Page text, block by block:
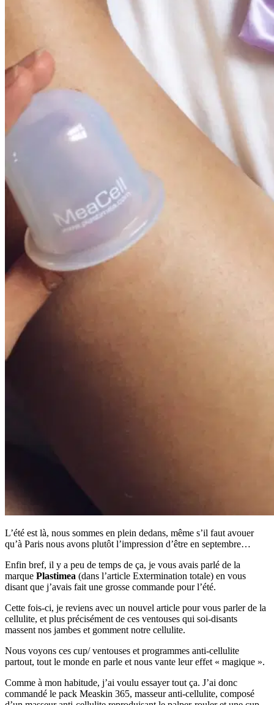
L’été est là, nous sommes en plein dedans, même s’il faut avouer
qu’à Paris nous avons plutôt l’impression d’être en septembre…
Enfin bref, il y a peu de temps de ça, je vous avais parlé de la
marque Plastimea (dans l’article Extermination totale) en vous
disant que j’avais fait une grosse commande pour l’été.
Cette fois-ci, je reviens avec un nouvel article pour vous parler de la
cellulite, et plus précisément de ces ventouses qui soi-disants
massent nos jambes et gomment notre cellulite.
Nous voyons ces cup/ ventouses et programmes anti-cellulite
partout, tout le monde en parle et nous vante leur effet « magique ».
Comme à mon habitude, j’ai voulu essayer tout ça. J’ai donc
commandé le pack Measkin 365, masseur anti-cellulite, composé